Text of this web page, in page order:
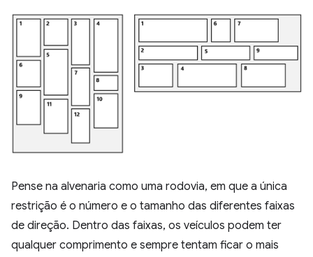
Pense na alvenaria como uma rodovia, em que a única
restrição é o número e o tamanho das diferentes faixas
de direção. Dentro das faixas, os veículos podem ter
qualquer comprimento e sempre tentam ficar o mais